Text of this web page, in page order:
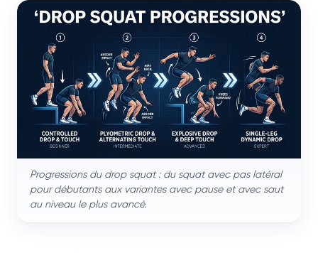
Progressions du drop squat : du squat avec pas latéral
pour débutants aux variantes avec pause et avec saut
au niveau le plus avancé.